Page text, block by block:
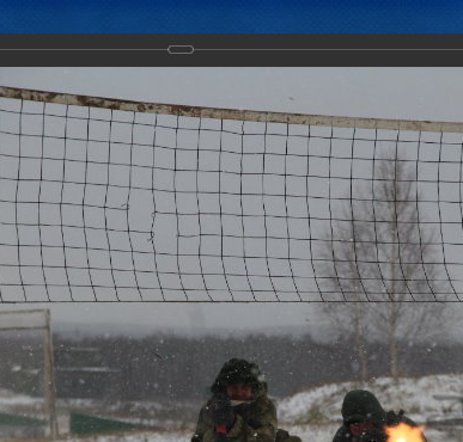
Новости Документы Аналитика
практических действий Коллективных
братство-2018».